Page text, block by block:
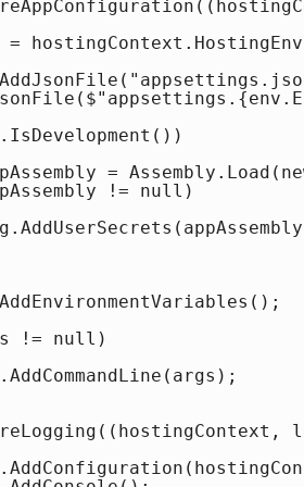
=
=
!= null)
!= null)